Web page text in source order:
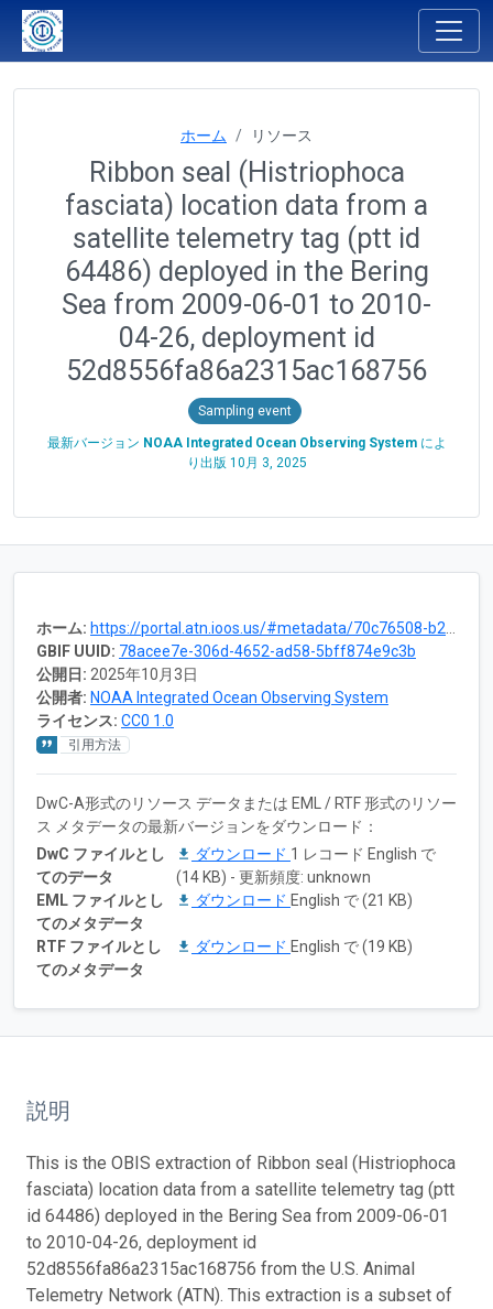
ホーム リソース
Ribbon seal (Histriophoca
fasciata) location data from a
satellite telemetry tag (ptt id
64486) deployed in the Bering
Sea from 2009-06-01 to 2010-
04-26, deployment id
52d8556fa86a2315ac168756
Sampling event
最新バージョン NOAA Integrated Ocean Observing Systemによ
り出版 10月 3, 2025
ホーム: https://portal.atn.ioos.us/#metadata/70c76508-b252-4c3d-9f27-e4cba9300537/project
GBIF UUID: 78acee7e-306d-4652-ad58-5bff874e9c3b
公開日: 2025年10月3日
公開者: NOAA Integrated Ocean Observing System
ライセンス: CC0 1.0
引用方法
DwC-A形式のリソース データまたは EML / RTF 形式のリソー
ス メタデータの最新バージョンをダウンロード：
DwC ファイルとし
てのデータ
ダウンロード 1 レコード English で
(14 KB) - 更新頻度: unknown
EML ファイルとし
てのメタデータ
ダウンロード English で (21 KB)
RTF ファイルとし
てのメタデータ
ダウンロード English で (19 KB)
説明
This is the OBIS extraction of Ribbon seal (Histriophoca
fasciata) location data from a satellite telemetry tag (ptt
id 64486) deployed in the Bering Sea from 2009-06-01
to 2010-04-26, deployment id
52d8556fa86a2315ac168756 from the U.S. Animal
Telemetry Network (ATN). This extraction is a subset of